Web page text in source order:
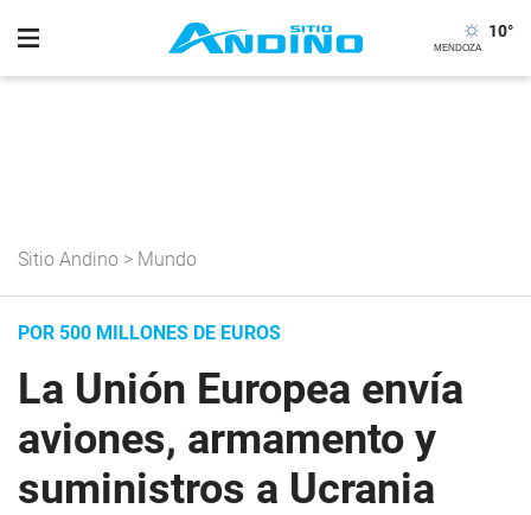
10°
Sitio Andino > Mundo
POR 500 MILLONES DE EUROS
La Unión Europea envía
aviones, armamento y
suministros a Ucrania